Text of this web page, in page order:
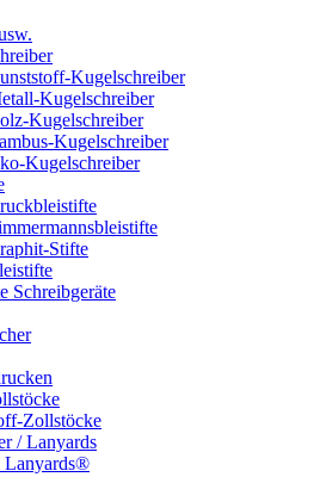
Kugelschreiber
Kugelschreiber
Kugelschreiber
Kugelschreiber
Kugelschreiber
Stifte
Schreibgeräte
Zollstöcke
/ Lanyards
Lanyards®